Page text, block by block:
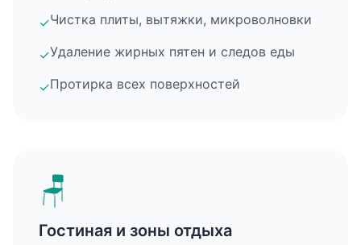
✓Чистка плиты, вытяжки, микроволновки
✓Удаление жирных пятен и следов еды
✓Протирка всех поверхностей
🪑
Гостиная и зоны отдыха